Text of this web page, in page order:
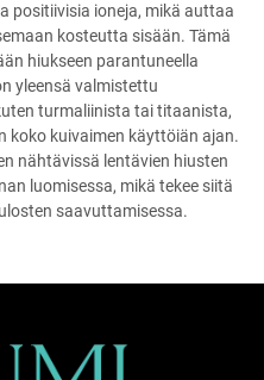
positiivisia ioneja, mikä auttaa
kosteutta sisään. Tämä
hiukseen parantuneella
yleensä valmistettu
turmaliinista tai titaanista,
koko kuivaimen käyttöiän ajan.
nähtävissä lentävien hiusten
luomisessa, mikä tekee siitä
saavuttamisessa.